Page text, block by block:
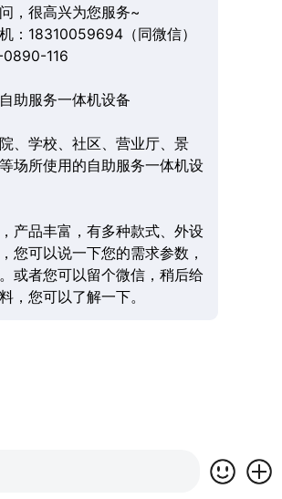
，很高兴为您服务~
：18310059694（同微信）
116
助服务一体机设备
、学校、社区、营业厅、景
场所使用的自助服务一体机设
产品丰富，有多种款式、外设
您可以说一下您的需求参数，
或者您可以留个微信，稍后给
，您可以了解一下。